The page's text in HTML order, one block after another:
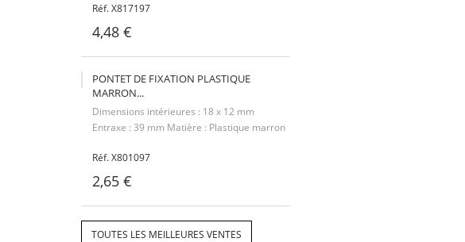
Réf. X817197
4,48 €
PONTET DE FIXATION PLASTIQUE
MARRON...
Dimensions intérieures : 18 x 12 mm
Entraxe : 39 mm Matière : Plastique marron
Réf. X801097
2,65 €
TOUTES LES MEILLEURES VENTES